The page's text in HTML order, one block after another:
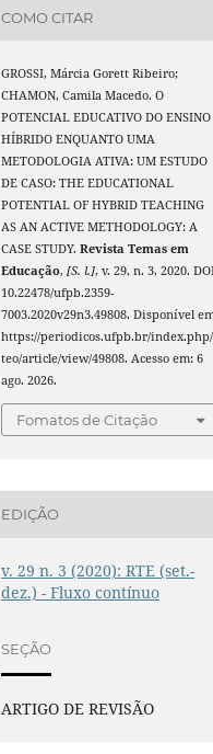
COMO CITAR
GROSSI, Márcia Gorett Ribeiro;
CHAMON, Camila Macedo. O
POTENCIAL EDUCATIVO DO ENSINO
HÍBRIDO ENQUANTO UMA
METODOLOGIA ATIVA: UM ESTUDO
DE CASO: THE EDUCATIONAL
POTENTIAL OF HYBRID TEACHING
AS AN ACTIVE METHODOLOGY: A
CASE STUDY.Revista Temas em
Educação,[S. l.], v. 29, n. 3, 2020.
10.22478/ufpb.2359-
7003.2020v29n3.49808. Disponível
https://periodicos.ufpb.br/
teo/article/view/49808. Acesso em: 6
ago. 2026.
Fomatos de Citação
EDIÇÃO
v. 29 n. 3 (2020): RTE (set.-
dez.) - Fluxo contínuo
SEÇÃO
ARTIGO DE REVISÃO